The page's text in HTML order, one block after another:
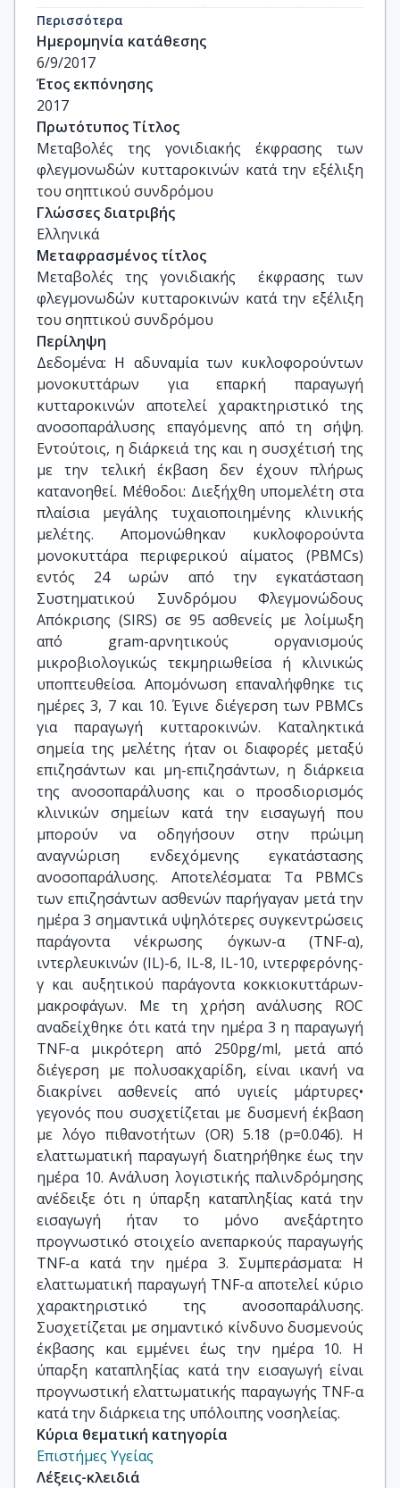
Αναστασία Αντωνιάδου, Αναπληρώτρια
Καθηγήτρια, Ιατρική Σχολή, ΕΚΠΑ
Ηρακλής Τσαγκάρης, Αναπληρωτής Καθηγητής,
Ιατρική Σχολή, ΕΚΠΑ
Αντώνιος Παπαδόπουλος, Επίκουρος
Καθηγητής, Ιατρική Σχολή, ΕΚΠΑ
Περισσότερα
Ημερομηνία κατάθεσης
6/9/2017
Έτος εκπόνησης
2017
Πρωτότυπος Τίτλος
Μεταβολές της γονιδιακής έκφρασης των
φλεγμονωδών κυτταροκινών κατά την εξέλιξη
του σηπτικού συνδρόμου
Γλώσσες διατριβής
Ελληνικά
Μεταφρασμένος τίτλος
Μεταβολές της γονιδιακής  έκφρασης των
φλεγμονωδών κυτταροκινών κατά την εξέλιξη
του σηπτικού συνδρόμου
Περίληψη
Δεδομένα: Η αδυναμία των κυκλοφορούντων
μονοκυττάρων για επαρκή παραγωγή
κυτταροκινών αποτελεί χαρακτηριστικό της
ανοσοπαράλυσης επαγόμενης από τη σήψη.
Εντούτοις, η διάρκειά της και η συσχέτισή της
με την τελική έκβαση δεν έχουν πλήρως
κατανοηθεί. Μέθοδοι: Διεξήχθη υπομελέτη στα
πλαίσια μεγάλης τυχαιοποιημένης κλινικής
μελέτης. Απομονώθηκαν κυκλοφορούντα
μονοκυττάρα περιφερικού αίματος (PBMCs)
εντός 24 ωρών από την εγκατάσταση
Συστηματικού Συνδρόμου Φλεγμονώδους
Απόκρισης (SIRS) σε 95 ασθενείς με λοίμωξη
από gram-αρνητικούς οργανισμούς
μικροβιολογικώς τεκμηριωθείσα ή κλινικώς
υποπτευθείσα. Απομόνωση επαναλήφθηκε τις
ημέρες 3, 7 και 10. Έγινε διέγερση των PBMCs
για παραγωγή κυτταροκινών. Καταληκτικά
σημεία της μελέτης ήταν οι διαφορές μεταξύ
επιζησάντων και μη-επιζησάντων, η διάρκεια
της ανοσοπαράλυσης και ο προσδιορισμός
κλινικών σημείων κατά την εισαγωγή που
μπορούν να οδηγήσουν στην πρώιμη
αναγνώριση ενδεχόμενης εγκατάστασης
ανοσοπαράλυσης. Αποτελέσματα: Τα PBMCs
των επιζησάντων ασθενών παρήγαγαν μετά την
ημέρα 3 σημαντικά υψηλότερες συγκεντρώσεις
παράγοντα νέκρωσης όγκων-α (TNF-α),
ιντερλευκινών (IL)-6, IL-8, IL-10, ιντερφερόνης-
γ και αυξητικού παράγοντα κοκκιοκυττάρων-
μακροφάγων. Με τη χρήση ανάλυσης ROC
αναδείχθηκε ότι κατά την ημέρα 3 η παραγωγή
TNF-α μικρότερη από 250pg/ml, μετά από
διέγερση με πολυσακχαρίδη, είναι ικανή να
διακρίνει ασθενείς από υγιείς μάρτυρες•
γεγονός που συσχετίζεται με δυσμενή έκβαση
με λόγο πιθανοτήτων (OR) 5.18 (p=0.046). Η
ελαττωματική παραγωγή διατηρήθηκε έως την
ημέρα 10. Ανάλυση λογιστικής παλινδρόμησης
ανέδειξε ότι η ύπαρξη καταπληξίας κατά την
εισαγωγή ήταν το μόνο ανεξάρτητο
προγνωστικό στοιχείο ανεπαρκούς παραγωγής
TNF-α κατά την ημέρα 3. Συμπεράσματα: Η
ελαττωματική παραγωγή TNF-α αποτελεί κύριο
χαρακτηριστικό της ανοσοπαράλυσης.
Συσχετίζεται με σημαντικό κίνδυνο δυσμενούς
έκβασης και εμμένει έως την ημέρα 10. Η
ύπαρξη καταπληξίας κατά την εισαγωγή είναι
προγνωστική ελαττωματικής παραγωγής TNF-α
κατά την διάρκεια της υπόλοιπης νοσηλείας.
Κύρια θεματική κατηγορία
Επιστήμες Υγείας
Λέξεις-κλειδιά